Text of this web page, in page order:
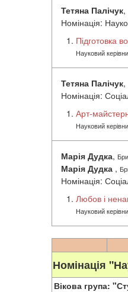
Тетяна Палічук,
Номінація:
Підготовка
Науковий
Тетяна Палічук,
Номінація:
Арт-
Науковий
Марія Дудка,
Марія Дудка ,
Номінація:
Любов і
Науковий
Номінація
Вікова група: